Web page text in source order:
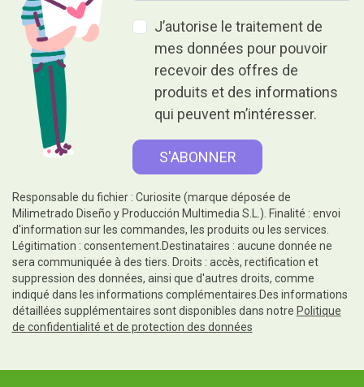
J’autorise le traitement de
mes données pour pouvoir
recevoir des offres de
produits et des informations
qui peuvent m’intéresser.
Responsable du fichier : Curiosite (marque déposée de
Milimetrado Diseño y Producción Multimedia S.L.). Finalité : envoi
d'information sur les commandes, les produits ou les services.
Légitimation : consentement.Destinataires : aucune donnée ne
sera communiquée à des tiers. Droits : accès, rectification et
suppression des données, ainsi que d'autres droits, comme
indiqué dans les informations complémentaires.Des informations
détaillées supplémentaires sont disponibles dans notre Politique
de confidentialité et de protection des données